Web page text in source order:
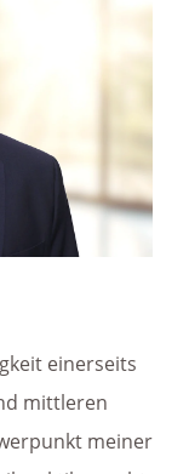
einerseits
mittleren
meiner